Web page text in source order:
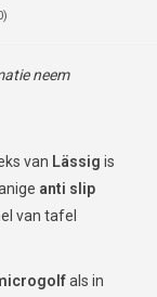
neem
van Lässig is
anti slip
van tafel
als in